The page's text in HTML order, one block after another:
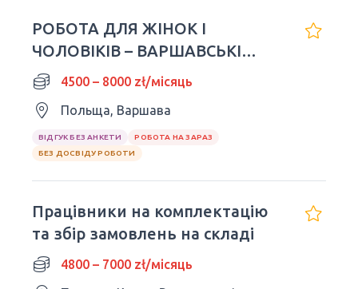
РОБОТА ДЛЯ ЖІНОК І
ЧОЛОВІКІВ – ВАРШАВСЬКІ
ПРАВИЛА
4500 – 8000 zł/місяць
Польща, Варшава
ВІДГУК БЕЗ АНКЕТИ
РОБОТА НА ЗАРАЗ
БЕЗ ДОСВІДУ РОБОТИ
Працівники на комплектацію
та збір замовлень на складі
4800 – 7000 zł/місяць